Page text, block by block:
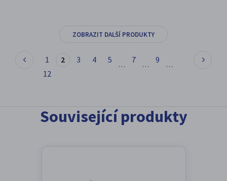
ZOBRAZIT DALŠÍ PRODUKTY
1 2 3 4 5 … 7 … 9 …
12
Související produkty